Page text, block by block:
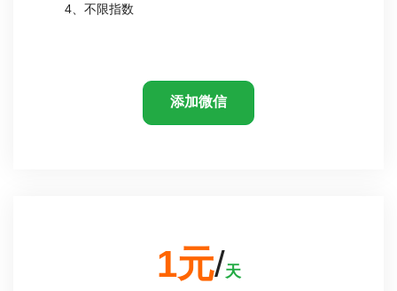
4、不限指数
添加微信
1元/天